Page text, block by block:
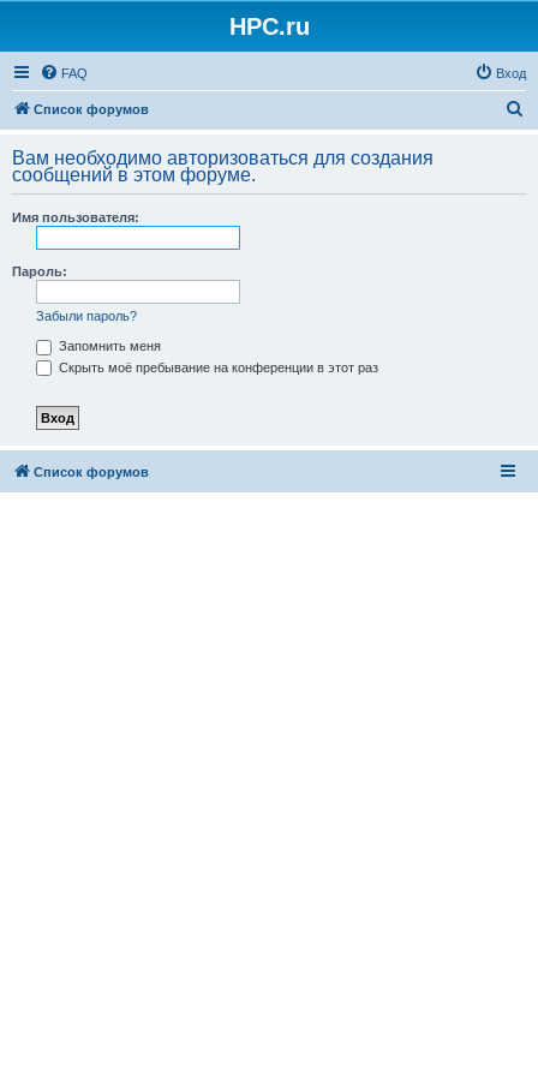
HPC.ru
FAQ Вход
Список форумов
с
Вам необходимо авторизоваться для создания
сообщений в этом форуме.
Имя пользователя:
Пароль:
Забыли пароль?
Запомнить меня
Скрыть моё пребывание на конференции в этот раз
Список форумов